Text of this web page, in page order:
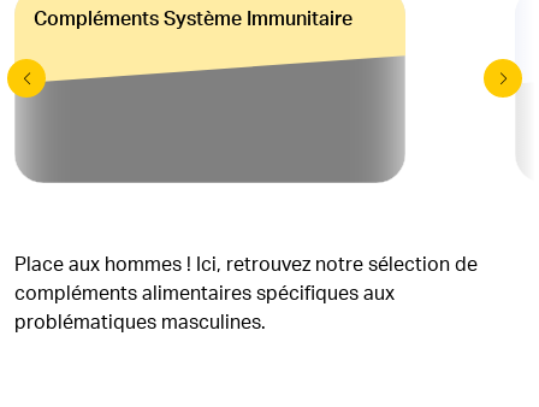
Compléments Système Immunitaire
Place aux hommes ! Ici, retrouvez notre sélection de
compléments alimentaires spécifiques aux
problématiques masculines.